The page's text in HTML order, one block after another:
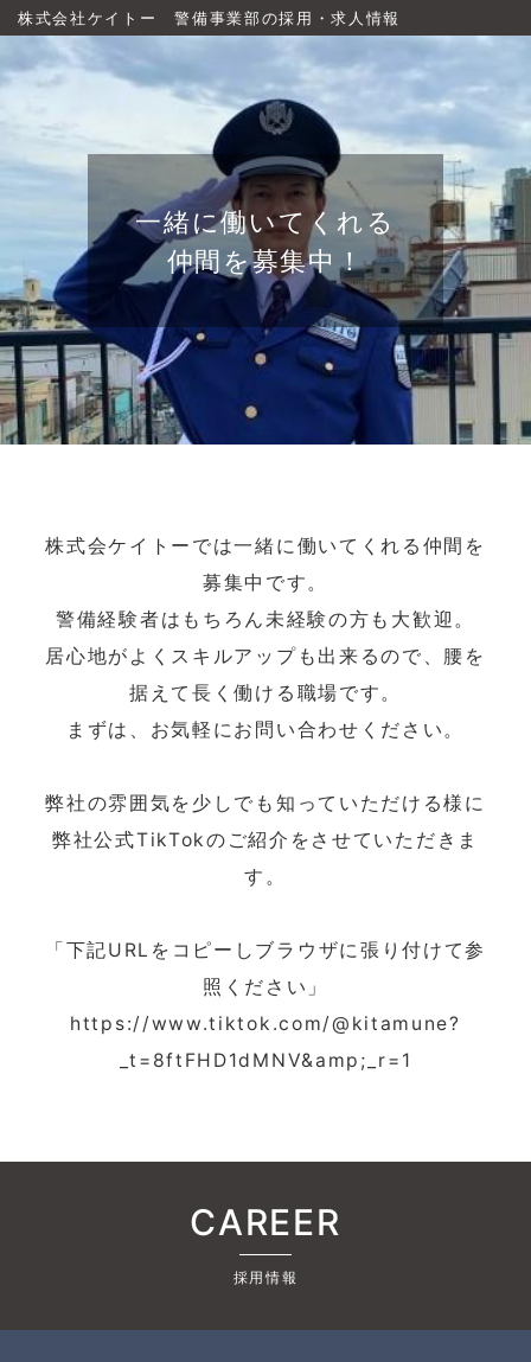
株式会社ケイトー 警備事業部の採用・求人情報
一緒に働いてくれる
仲間を募集中！
株式会ケイトーでは一緒に働いてくれる仲間を
募集中です。
警備経験者はもちろん未経験の方も大歓迎。
居心地がよくスキルアップも出来るので、腰を
据えて長く働ける職場です。
まずは、お気軽にお問い合わせください。
弊社の雰囲気を少しでも知っていただける様に
弊社公式TikTokのご紹介をさせていただきま
す。
「下記URLをコピーしブラウザに張り付けて参
照ください」
https://www.tiktok.com/@kitamune?
_t=8ftFHD1dMNV&amp;_r=1
CAREER
採用情報